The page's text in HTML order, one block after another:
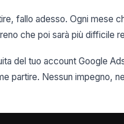
fallo adesso. Ogni mese
che poi sarà più difficile
del tuo account Google
partire. Nessun impegno,